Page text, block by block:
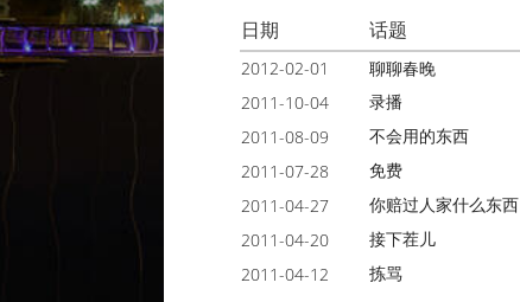
日期 话题
2012-02-01 聊聊春晚
2011-10-04
录播
2011-08-09
不会用的东西
2011-07-28
免费
2011-04-27
你赔过人家什么东西
2011-04-20
接下茬儿
2011-04-12
拣骂